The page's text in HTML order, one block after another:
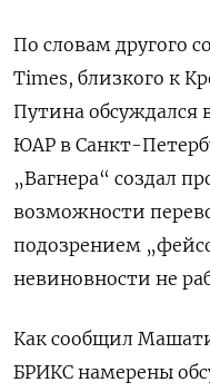
По словам другого
Times, близкого к
Путина обсуждался
ЮАР в Санкт-
„Вагнера“ создал
возможности
подозрением
невиновности не
Как сообщил
БРИКС намерены